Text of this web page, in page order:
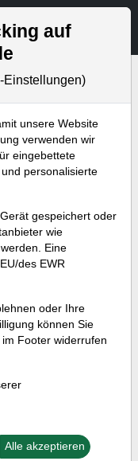
und Artikelsuche
Software-
Matrix,
auf
Einstellungen)
unsere Website
verwenden wir
eingebettete
personalisierte
gespeichert oder
wie
Eine
des EWR
oder Ihre
können Sie
im Footer widerrufen
Alle akzeptieren